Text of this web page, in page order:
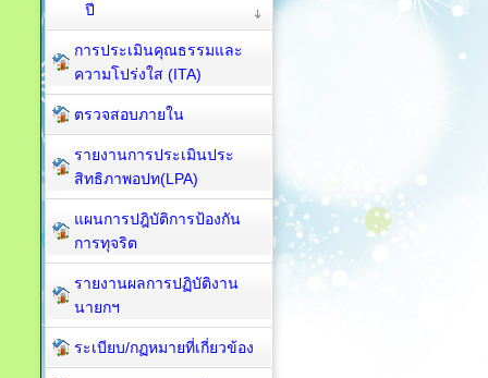
ปี
การประเมินคุณธรรมและ
ความโปร่งใส (ITA)
ตรวจสอบภายใน
รายงานการประเมินประ
สิทธิภาพอปท(LPA)
แผนการปฎิบัติการป้องกัน
การทุจริต
รายงานผลการปฏิบัติงาน
นายกฯ
ระเบียบ/กฏหมายที่เกี่ยวข้อง